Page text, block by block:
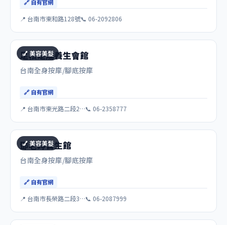
🔗 自有官網
📍 台南市東和路128號📞 06-2092806
💅 美容美髮
足松足湯養生會館
台南全身按摩/腳底按摩
🔗 自有官網
📍 台南市東光路二段2…📞 06-2358777
💅 美容美髮
鄧老師養生館
台南全身按摩/腳底按摩
🔗 自有官網
📍 台南市長榮路二段3…📞 06-2087999